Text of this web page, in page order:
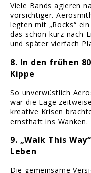
Viele Bands agieren
vorsichtiger.
legten mit „Rocks“
das schon kurz nach
und später vierfach
8. In den frühen
Kippe
So unverwüstlich
war die Lage
kreative Krisen
ernsthaft ins Wanken.
9. „Walk This
Leben
Die gemeinsame